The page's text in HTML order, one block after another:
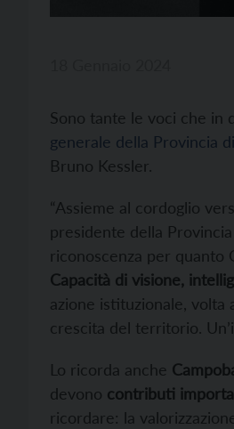
Sono tante le voci che in
generale della Provincia
Bruno Kessler.
“Assieme al cordoglio
presidente della
riconoscenza per quanto
Capacità di visione,
azione istituzionale, volta
crescita del territorio.
Lo ricorda anche
devono contributi
ricordare: la